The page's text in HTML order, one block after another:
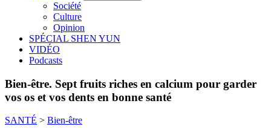
Société
Culture
Opinion
SPÉCIAL SHEN YUN
VIDÉO
Podcasts
Bien-être. Sept fruits riches en calcium pour garder
vos os et vos dents en bonne santé
SANTÉ > Bien-être